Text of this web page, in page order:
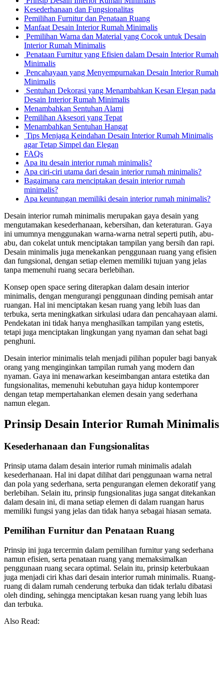
Kesederhanaan dan Fungsionalitas
Pemilihan Furnitur dan Penataan Ruang
Manfaat Desain Interior Rumah Minimalis
Pemilihan Warna dan Material yang Cocok untuk Desain
Interior Rumah Minimalis
Penataan Furnitur yang Efisien dalam Desain Interior Rumah
Minimalis
Pencahayaan yang Menyempurnakan Desain Interior Rumah
Minimalis
Sentuhan Dekorasi yang Menambahkan Kesan Elegan pada
Desain Interior Rumah Minimalis
Menambahkan Sentuhan Alami
Pemilihan Aksesori yang Tepat
Menambahkan Sentuhan Hangat
Tips Menjaga Keindahan Desain Interior Rumah Minimalis
agar Tetap Simpel dan Elegan
FAQs
Apa itu desain interior rumah minimalis?
Apa ciri-ciri utama dari desain interior rumah minimalis?
Bagaimana cara menciptakan desain interior rumah
minimalis?
Apa keuntungan memiliki desain interior rumah minimalis?
Desain interior rumah minimalis merupakan gaya desain yang
mengutamakan kesederhanaan, kebersihan, dan keteraturan. Gaya
ini umumnya menggunakan warna-warna netral seperti putih, abu-
abu, dan cokelat untuk menciptakan tampilan yang bersih dan rapi.
Desain minimalis juga menekankan penggunaan ruang yang efisien
dan fungsional, dengan setiap elemen memiliki tujuan yang jelas
tanpa memenuhi ruang secara berlebihan.
Konsep open space sering diterapkan dalam desain interior
minimalis, dengan mengurangi penggunaan dinding pemisah antar
ruangan. Hal ini menciptakan kesan ruang yang lebih luas dan
terbuka, serta meningkatkan sirkulasi udara dan pencahayaan alami.
Pendekatan ini tidak hanya menghasilkan tampilan yang estetis,
tetapi juga menciptakan lingkungan yang nyaman dan sehat bagi
penghuni.
Desain interior minimalis telah menjadi pilihan populer bagi banyak
orang yang menginginkan tampilan rumah yang modern dan
nyaman. Gaya ini menawarkan keseimbangan antara estetika dan
fungsionalitas, memenuhi kebutuhan gaya hidup kontemporer
dengan tetap mempertahankan elemen desain yang sederhana
namun elegan.
Prinsip Desain Interior Rumah Minimalis
Kesederhanaan dan Fungsionalitas
Prinsip utama dalam desain interior rumah minimalis adalah
kesederhanaan. Hal ini dapat dilihat dari penggunaan warna netral
dan pola yang sederhana, serta pengurangan elemen dekoratif yang
berlebihan. Selain itu, prinsip fungsionalitas juga sangat ditekankan
dalam desain ini, di mana setiap elemen di dalam ruangan harus
memiliki fungsi yang jelas dan tidak hanya sebagai hiasan semata.
Pemilihan Furnitur dan Penataan Ruang
Prinsip ini juga tercermin dalam pemilihan furnitur yang sederhana
namun efisien, serta penataan ruang yang memaksimalkan
penggunaan ruang secara optimal. Selain itu, prinsip keterbukaan
juga menjadi ciri khas dari desain interior rumah minimalis. Ruang-
ruang di dalam rumah cenderung terbuka dan tidak terlalu dibatasi
oleh dinding, sehingga menciptakan kesan ruang yang lebih luas
dan terbuka.
Also Read: